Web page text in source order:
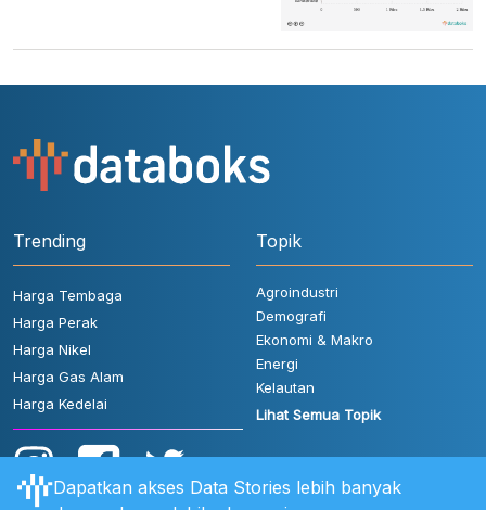
Trending
Harga Tembaga
Harga Perak
Harga Nikel
Harga Gas Alam
Harga Kedelai
Topik
Agroindustri
Demografi
Ekonomi & Makro
Energi
Kelautan
Lihat Semua Topik
Dapatkan akses Data Stories lebih banyak